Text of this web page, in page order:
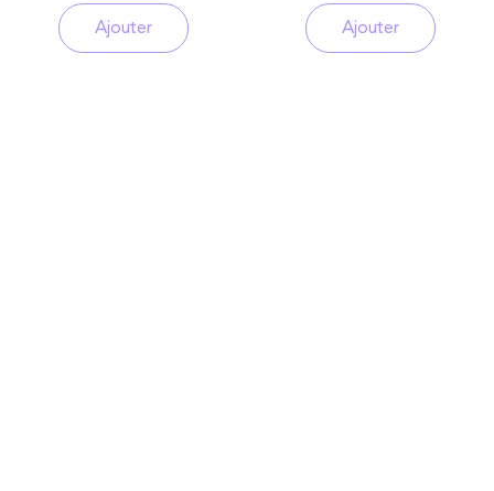
Ajouter Ajouter